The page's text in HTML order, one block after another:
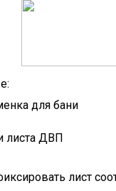
для бани
листа ДВП
лист